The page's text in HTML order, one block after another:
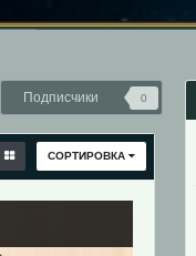
Подписчики 0
СОРТИРОВКА